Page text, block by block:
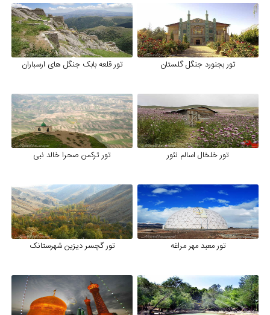
تور بجنورد جنگل گلستان تور قلعه بابک جنگل های ارسباران
تور خلخال اسالم نئور تور ترکمن صحرا خالد نبی
تور معبد مهر مراغه تور گچسر دیزین شهرستانک